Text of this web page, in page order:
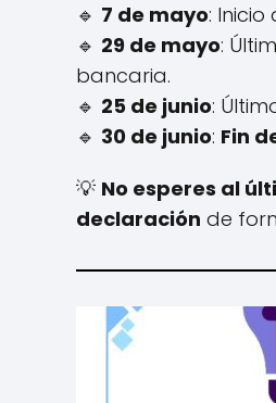
🔹 7 de mayo:
🔹 29 de mayo:
bancaria.
🔹 25 de junio:
🔹 30 de junio: Fin
💡 No esperes al
declaración de